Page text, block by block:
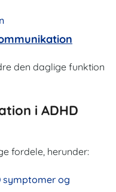
den daglige funktion
i ADHD
fordele, herunder:
symptomer og